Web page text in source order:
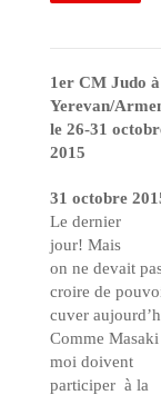
1er CM Judo à
Yerevan/
le 26-31
2015
31 octobre
Le dernier
jour! Mais
on ne devait
croire de
cuver
Comme Masaki
moi doivent
participer à la